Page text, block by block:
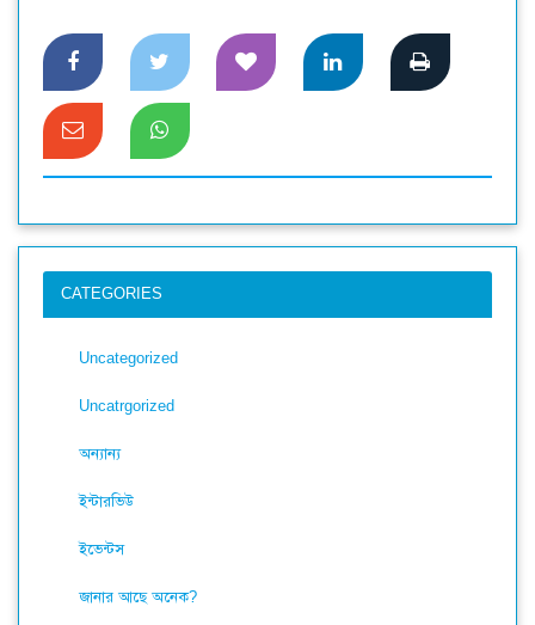
CATEGORIES
Uncategorized
Uncatrgorized
অন্যান্য
ইন্টারভিউ
ইভেন্টস
জানার আছে অনেক?